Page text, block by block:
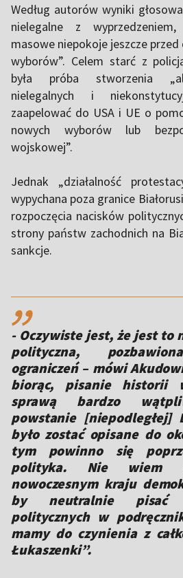
Według autorów wyniki
nielegalne z
masowe niepokoje jeszcze
wyborów”. Celem starć z
była próba stworzenia
nielegalnych i
zaapelować do USA i UE o
nowych wyborów lub
wojskowej”.
Jednak „działalność
wypychana poza granice
rozpoczęcia nacisków
strony państw zachodnich na
sankcje.
,,
- Oczywiste jest, że jest to
polityczna,
ograniczeń – mówi
biorąc, pisanie historii
sprawą bardzo
powstanie [niepodległej]
było zostać opisane do
tym powinno się
polityka. Nie wiem
nowoczesnym kraju
by neutralnie pisać
politycznych w
mamy do czynienia z
Łukaszenki”.